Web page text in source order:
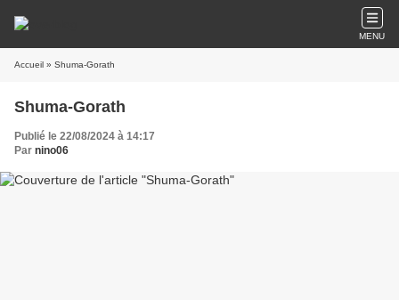
MENU
Accueil » Shuma-Gorath
Shuma-Gorath
Publié le 22/08/2024 à 14:17
Par nino06